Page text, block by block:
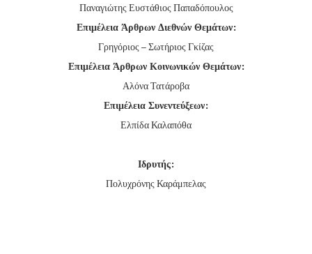
Παναγιώτης Ευστάθιος Παπαδόπουλος
Επιμέλεια Άρθρων Διεθνών Θεμάτων:
Γρηγόριος – Σωτήριος Γκίζας
Επιμέλεια Άρθρων Κοινωνικών Θεμάτων:
Αλόνα Τατάροβα
Επιμέλεια Συνεντεύξεων:
Ελπίδα Καλαπόθα
Ιδρυτής:
Πολυχρόνης Καράμπελας